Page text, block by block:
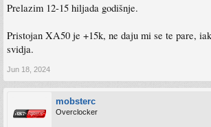
Prelazim 12-15 hiljada godišnje.
Pristojan XA50 je +15k, ne daju mi se te pare,
svidja.
Jun 18, 2024
mobsterc
Overclocker